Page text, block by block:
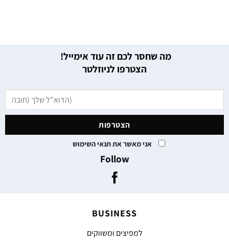
מה שחסר לכם זה עוד אימייל!
הצטרפו לניוזלטר
אני מאשר את תנאי השימוש
Follow
BUSINESS
למפיצים ומשווקים